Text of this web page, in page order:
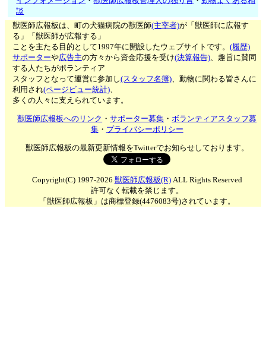
談
獣医師広報板は、町の犬猫病院の獣医師(主宰者)が「獣医師に広報す
る」「獣医師が広報する」
ことを主たる目的として1997年に開設したウェブサイトです。(履歴)
サポーターや広告主の方々から資金応援を受け(決算報告)、趣旨に賛同
する人たちがボランティア
スタッフとなって運営に参加し(スタッフ名簿)、動物に関わる皆さんに
利用され(ページビュー統計)、
多くの人々に支えられています。
獣医師広報板へのリンク ・サポーター募集 ・ボランティアスタッフ募
集・ プライバシーポリシー
獣医師広報板の最新更新情報をTwitterでお知らせしております。
Copyright(C) 1997-2026 獣医師広報板(R)ALL Rights Reserved
許可なく転載を禁じます。
「獣医師広報板」は商標登録(4476083号)されています。